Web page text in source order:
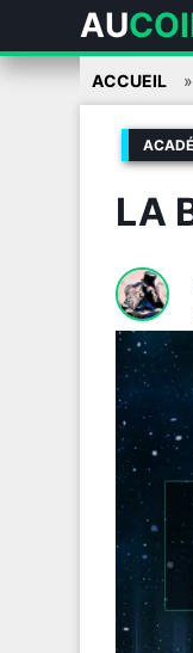
AU
Skip
ACCUEIL
LA